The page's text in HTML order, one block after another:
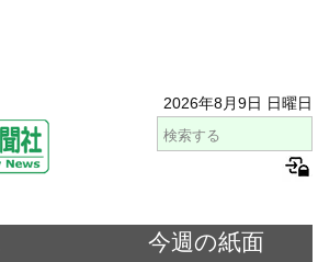
2026年8月9日 日曜日
今週の紙面